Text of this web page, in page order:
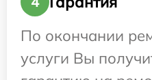
По окончании
услуги Вы